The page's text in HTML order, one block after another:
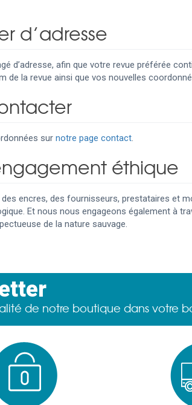
d’adresse
d’adresse, afin que votre revue préférée
de la revue ainsi que vos nouvelles
sur notre page contact.
éthique
des encres, des fournisseurs, prestataires et
Et nous nous engageons également à
de la nature sauvage.
de notre boutique dans votre